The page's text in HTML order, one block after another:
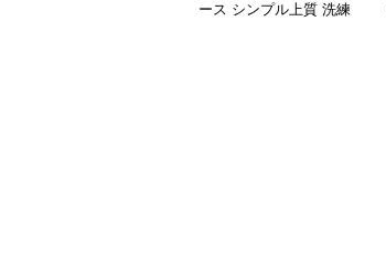
ース シンプル上質 洗練